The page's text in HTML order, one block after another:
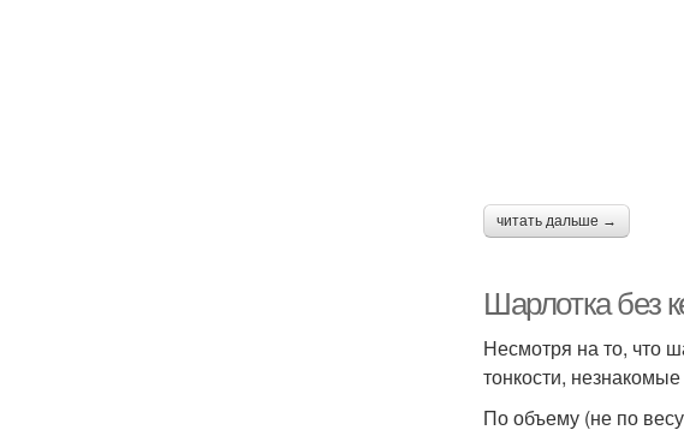
читать дальше →
Шарлотка без
Несмотря на то, что
тонкости,
По объему (не по